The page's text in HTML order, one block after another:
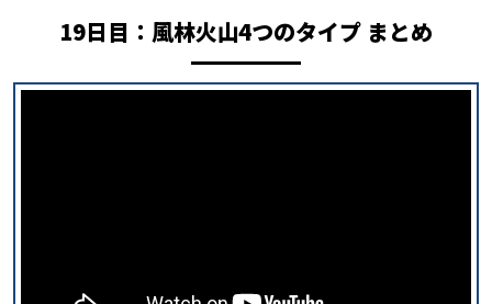
19日目： 風林火山4つのタイプ まとめ